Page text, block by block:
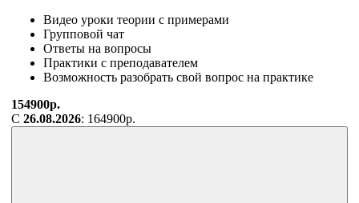
Видео уроки теории с примерами
Групповой чат
Ответы на вопросы
Практики с преподавателем
Возможность разобрать свой вопрос на практике
154900р.
С 26.08.2026: 164900р.